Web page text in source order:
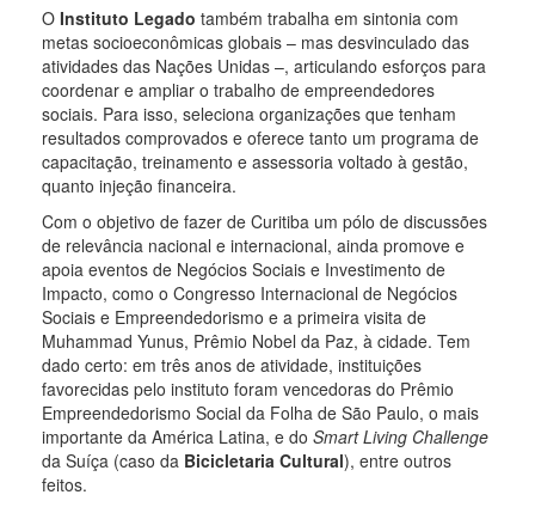
O Instituto Legado também trabalha em sintonia com
metas socioeconômicas globais – mas desvinculado das
atividades das Nações Unidas –, articulando esforços para
coordenar e ampliar o trabalho de empreendedores
sociais. Para isso, seleciona organizações que tenham
resultados comprovados e oferece tanto um programa de
capacitação, treinamento e assessoria voltado à gestão,
quanto injeção financeira.
Com o objetivo de fazer de Curitiba um pólo de discussões
de relevância nacional e internacional, ainda promove e
apoia eventos de Negócios Sociais e Investimento de
Impacto, como o Congresso Internacional de Negócios
Sociais e Empreendedorismo e a primeira visita de
Muhammad Yunus, Prêmio Nobel da Paz, à cidade. Tem
dado certo: em três anos de atividade, instituições
favorecidas pelo instituto foram vencedoras do Prêmio
Empreendedorismo Social da Folha de São Paulo, o mais
importante da América Latina, e do Smart Living Challenge
da Suíça (caso da Bicicletaria Cultural), entre outros
feitos.